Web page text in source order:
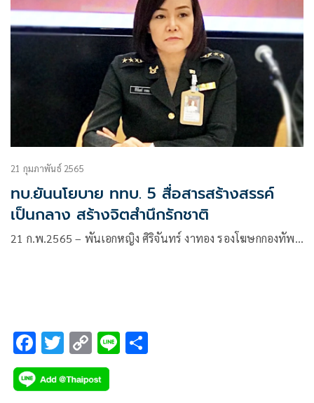
21 กุมภาพันธ์ 2565
ทบ.ยันนโยบาย ททบ. 5 สื่อสารสร้างสรรค์
เป็นกลาง สร้างจิตสำนึกรักชาติ
21 ก.พ.2565 – พันเอกหญิง ศิริจันทร์ งาทอง รองโฆษกกองทัพ…
F
ac
e
T
wi
tt
C
o
p
Li